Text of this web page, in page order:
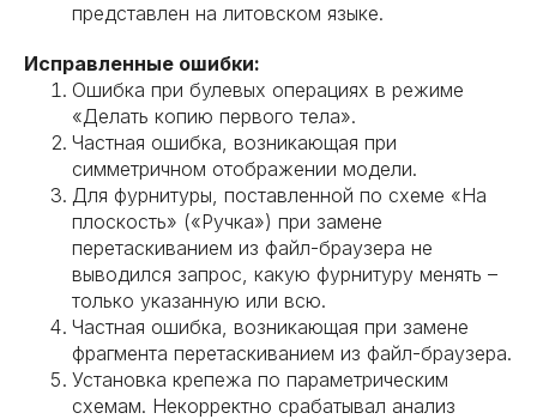
представлен на литовском языке.
Исправленные ошибки:
Ошибка при булевых операциях в режиме
«Делать копию первого тела».
Частная ошибка, возникающая при
симметричном отображении модели.
Для фурнитуры, поставленной по схеме «На
плоскость» («Ручка») при замене
перетаскиванием из файл-браузера не
выводился запрос, какую фурнитуру менять –
только указанную или всю.
Частная ошибка, возникающая при замене
фрагмента перетаскиванием из файл-браузера.
Установка крепежа по параметрическим
схемам. Некорректно срабатывал анализ